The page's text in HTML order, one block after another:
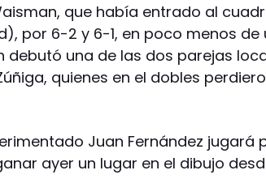
que había entrado al
por 6-2 y 6-1, en poco menos de
debutó una de las dos parejas
quienes en el dobles
Juan Fernández jugará
ayer un lugar en el dibujo